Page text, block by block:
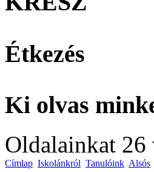
Étkezés
Ki olvas
Oldalainkat 26
Címlap Iskolánkról Tanulóink Alsós